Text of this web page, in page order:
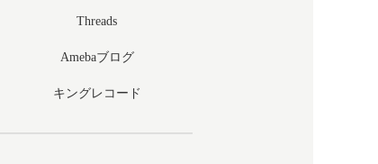
Threads
Amebaブログ
キングレコード